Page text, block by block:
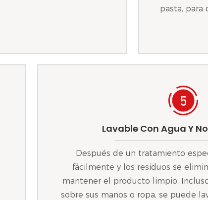
pasta, para
Lavable Con Agua Y
Después de un tratamiento
fácilmente y los residuos se
mantener el producto limpio.
sobre sus manos o ropa, se puede